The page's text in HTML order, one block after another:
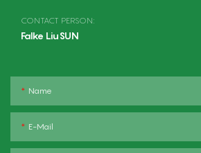
CONTACT PERSON:
Falke LiuSUN
Name
E-Mail